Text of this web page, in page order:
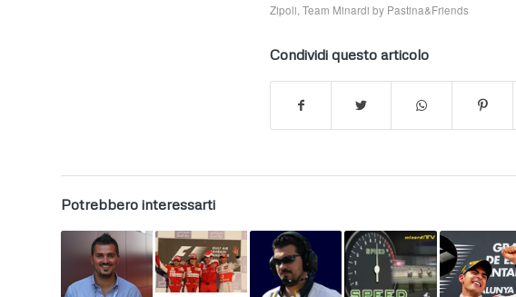
Zipoli,Team Minardi by Pastina&Friends
Condividi questo articolo
Potrebbero interessarti